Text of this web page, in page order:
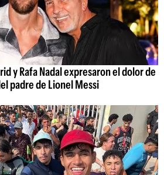
y Rafa Nadal expresaron el dolor de
padre de Lionel Messi